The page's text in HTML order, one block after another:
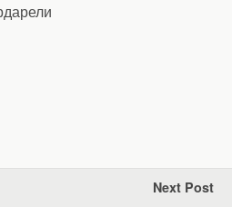
Next Post